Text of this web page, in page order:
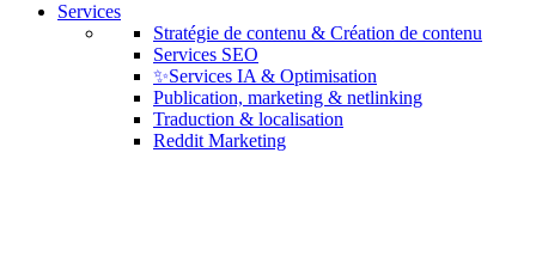
Services
Stratégie de contenu & Création de contenu
Services SEO
✨Services IA & Optimisation
Publication, marketing & netlinking
Traduction & localisation
Reddit Marketing